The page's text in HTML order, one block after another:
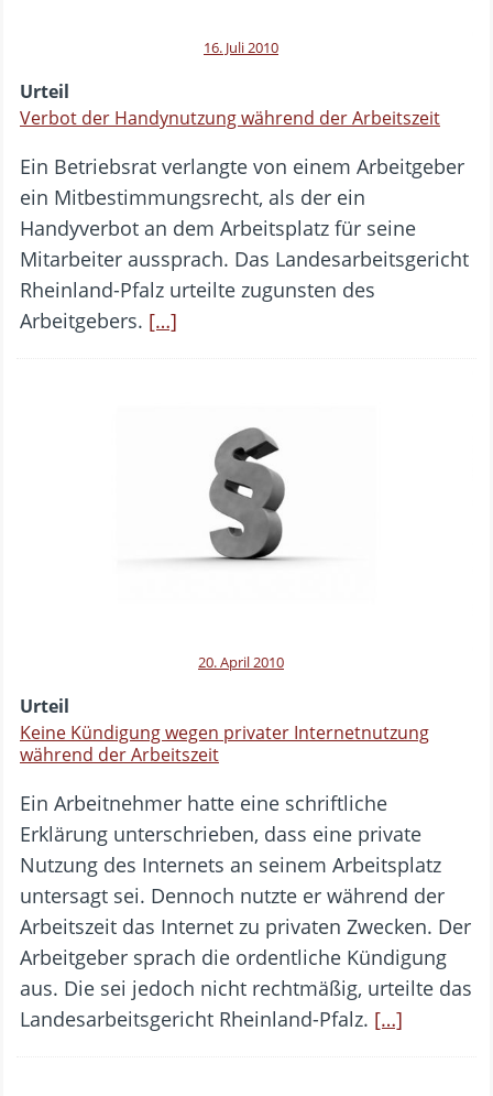
16. Juli 2010
Urteil
Verbot der Handynutzung während der Arbeitszeit
Ein Betriebsrat verlangte von einem Arbeitgeber
ein Mitbestimmungsrecht, als der ein
Handyverbot an dem Arbeitsplatz für seine
Mitarbeiter aussprach. Das Landesarbeitsgericht
Rheinland-Pfalz urteilte zugunsten des
Arbeitgebers. […]
20. April 2010
Urteil
Keine Kündigung wegen privater Internetnutzung
während der Arbeitszeit
Ein Arbeitnehmer hatte eine schriftliche
Erklärung unterschrieben, dass eine private
Nutzung des Internets an seinem Arbeitsplatz
untersagt sei. Dennoch nutzte er während der
Arbeitszeit das Internet zu privaten Zwecken. Der
Arbeitgeber sprach die ordentliche Kündigung
aus. Die sei jedoch nicht rechtmäßig, urteilte das
Landesarbeitsgericht Rheinland-Pfalz. […]